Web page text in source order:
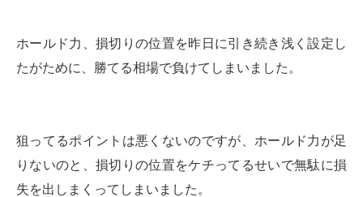
ホールド力、損切りの位置を昨日に引き続き浅く設定し
たがために、勝てる相場で負けてしまいました。
狙ってるポイントは悪くないのですが、ホールド力が足
りないのと、損切りの位置をケチってるせいで無駄に損
失を出しまくってしまいました。